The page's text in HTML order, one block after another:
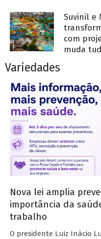
Suvinil e
com
muda
Variedades
Nova lei amplia
importância da
trabalho
O presidente Luiz Inácio